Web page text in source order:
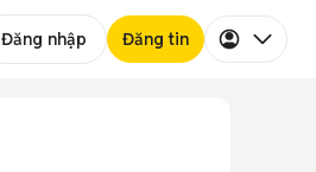
Đăng nhập Đăng tin